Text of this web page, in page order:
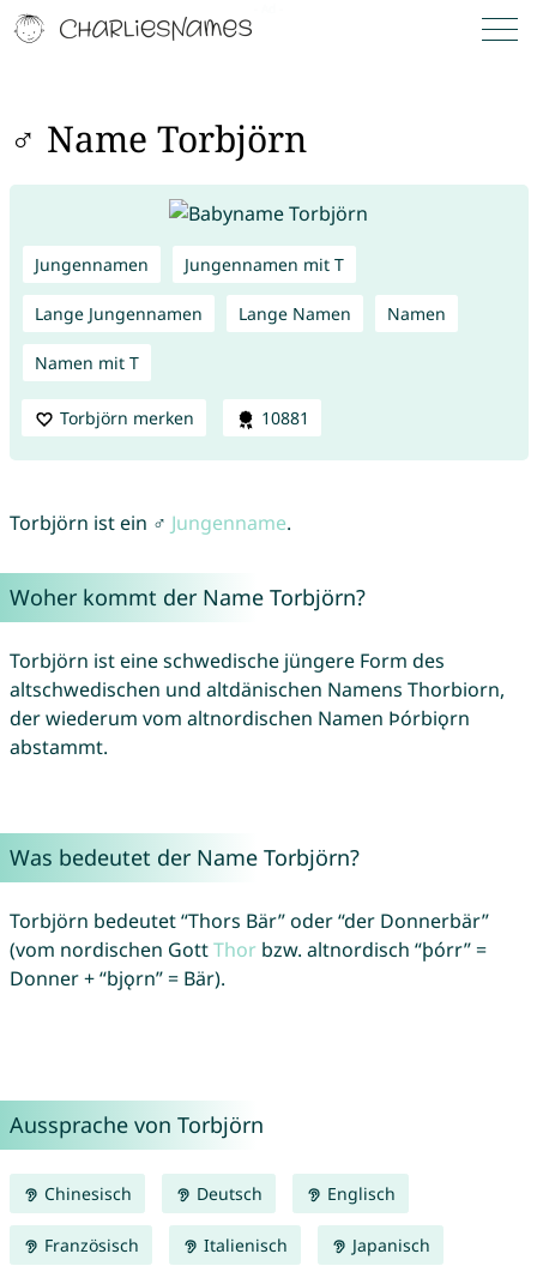
♂ Name Torbjörn
Jungennamen Jungennamen mit T
Lange Jungennamen Lange Namen Namen
Namen mit T
Torbjörn merken 10881
Torbjörn ist ein ♂ Jungenname.
Woher kommt der Name Torbjörn?
Torbjörn ist eine schwedische jüngere Form des
altschwedischen und altdänischen Namens Thorbiorn,
der wiederum vom altnordischen Namen Þórbiǫrn
abstammt.
Was bedeutet der Name Torbjörn?
Torbjörn bedeutet “Thors Bär” oder “der Donnerbär”
(vom nordischen GottThorbzw. altnordisch “þórr” =
Donner + “bjǫrn” = Bär).
Aussprache von Torbjörn
Chinesisch Deutsch Englisch
Französisch Italienisch Japanisch